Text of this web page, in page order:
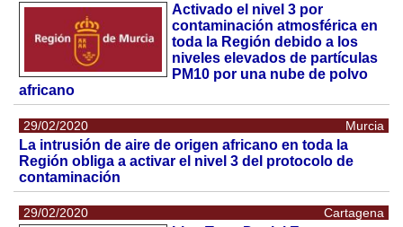
Activado el nivel 3 por
contaminación atmosférica en
toda la Región debido a los
niveles elevados de partículas
PM10 por una nube de polvo
africano
29/02/2020 Murcia
La intrusión de aire de origen africano en toda la
Región obliga a activar el nivel 3 del protocolo de
contaminación
29/02/2020 Cartagena